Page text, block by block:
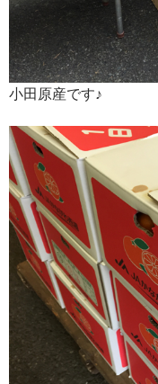
小田原産です♪